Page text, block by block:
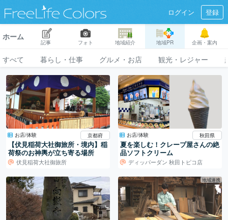
ログイン 登録
ホーム
記事 フォト 地域紹介 地域PR 企画・案内
すべて 暮らし・仕事 グルメ・お店 観光・レジャー
お店/体験 京都府
【伏見稲荷大社御旅所・境内】稲
荷祭のお神輿が立ち寄る場所
伏見稲荷大社御旅所
お店/体験 秋田県
夏を楽しむ！クレープ屋さんの絶
品ソフトクリーム
ディッパーダン 秋田トピコ店
地域連携